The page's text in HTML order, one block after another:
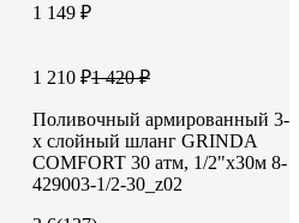
1 149 ₽
1 210 ₽1 420 ₽
Поливочный армированный 3-
х слойный шланг GRINDA
COMFORT 30 атм, 1/2"х30м 8-
429003-1/2-30_z02